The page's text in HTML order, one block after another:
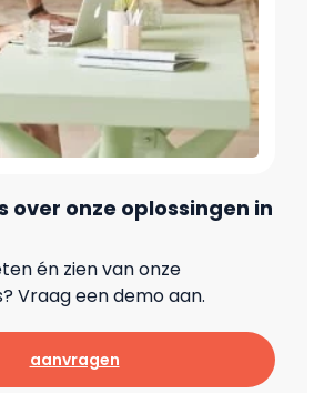
over onze oplossingen in
én zien van onze
Vraag een demo aan.
aanvragen